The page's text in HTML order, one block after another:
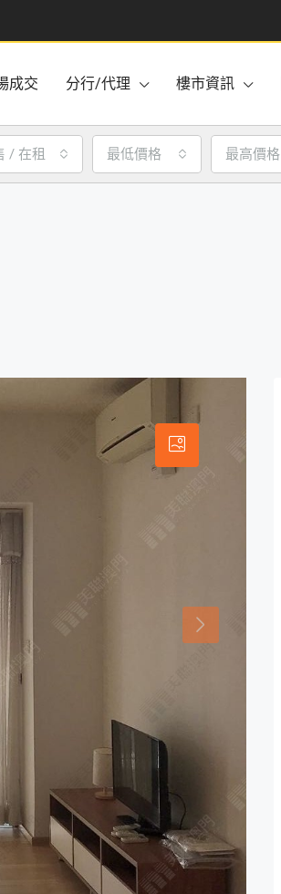
成交 分行/代理 樓市資訊
/ 在租 最低價格 最高價格